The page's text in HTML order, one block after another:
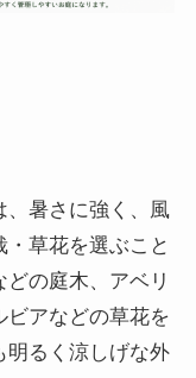
、暑さに強く、風
草花を選ぶこと
の庭木、アベリ
ビアなどの草花を
明るく涼しげな外